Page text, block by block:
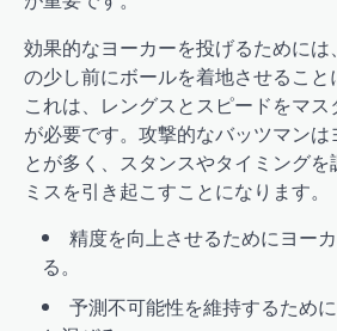
効果的なヨーカーを投げるために
の少し前にボールを着地させること
これは、レングスとスピードをマ
が必要です。攻撃的なバッツマンは
とが多く、スタンスやタイミングを
ミスを引き起こすことになります。
精度を向上させるためにヨー
る。
予測不可能性を維持するため